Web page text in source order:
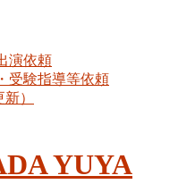
演依頼
受験指導等依頼
）
YUYA